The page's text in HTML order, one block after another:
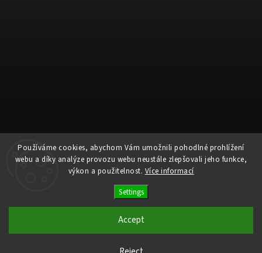
Používáme cookies, abychom Vám umožnili pohodlné prohlížení
webu a díky analýze provozu webu neustále zlepšovali jeho funkce,
výkon a použitelnost. Více informací
Settings
Accept
Follow on Instagram
Ele Pele
Edit cookie settings